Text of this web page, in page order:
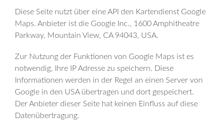
Diese Seite nutzt über eine API den Kartendienst Google
Maps. Anbieter ist die Google Inc., 1600 Amphitheatre
Parkway, Mountain View, CA 94043, USA.
Zur Nutzung der Funktionen von Google Maps ist es
notwendig, Ihre IP Adresse zu speichern. Diese
Informationen werden in der Regel an einen Server von
Google in den USA übertragen und dort gespeichert.
Der Anbieter dieser Seite hat keinen Einfluss auf diese
Datenübertragung.